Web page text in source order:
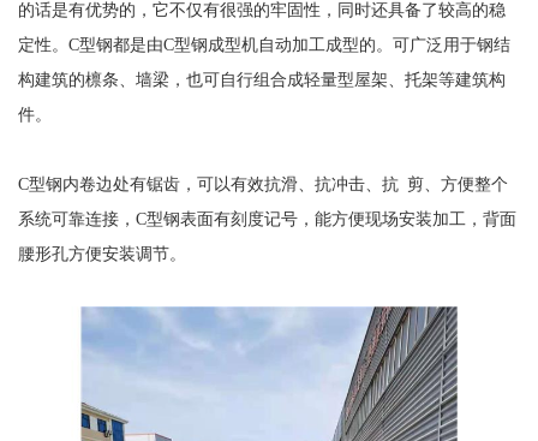
的话是有优势的，它不仅有很强的牢固性，同时还具备了较高的稳
定性。C型钢都是由C型钢成型机自动加工成型的。可广泛用于钢结
构建筑的檩条、墙梁，也可自行组合成轻量型屋架、托架等建筑构
件。
C型钢内卷边处有锯齿，可以有效抗滑、抗冲击、抗 剪、方便整个
系统可靠连接，C型钢表面有刻度记号，能方便现场安装加工，背面
腰形孔方便安装调节。